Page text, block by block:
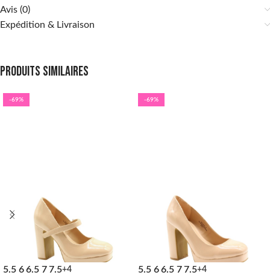
Avis (0)
Expédition & Livraison
Produits similaires
-69%
5.5 6 6.5 7 7.5+4
-69%
5.5 6 6.5 7 7.5+4